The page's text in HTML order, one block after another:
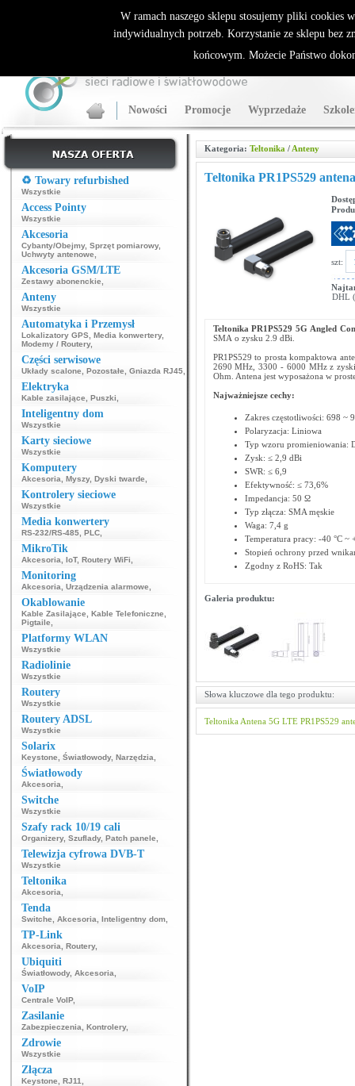
ALLNET.PL Sieci bezprzewodowe - generalny dystrybutor Sparklan
Nowości Promocje Wyprzedaże
♻️ Towary refurbished
Wszystkie
Access Pointy
Wszystkie
Akcesoria
Cybanty/Obejmy, Sprzęt pomiarowy,
Uchwyty antenowe
Akcesoria GSM/LTE
Zestawy abonenckie
Anteny
Wszystkie
Automatyka i Przemysł
Lokalizatory GPS Media konwertery,
Modemy / Routery,
Części serwisowe
Układy scalone Pozostałe Gniazda RJ45
Elektryka
Kable zasilające Puszki
Inteligentny dom
Wszystkie
Karty sieciowe
Wszystkie
Komputery
Akcesoria Myszy, Dyski twarde
Kontrolery sieciowe
Wszystkie
Media konwertery
RS-232/RS-485 PLC
MikroTik
Akcesoria IoT, Routery WiFi
Monitoring
Akcesoria Urządzenia alarmowe
Okablowanie
Kable Zasilające Kable Telefoniczne
Pigtaile
Platformy WLAN
Wszystkie
Radiolinie
Wszystkie
Routery
Wszystkie
Routery ADSL
Wszystkie
Solarix
Keystone Światłowody, Narzędzia
Światłowody
Akcesoria
Switche
Wszystkie
Szafy rack 10/19 cali
Organizery, Szuflady, Patch panele
Telewizja cyfrowa DVB-T
Wszystkie
Teltonika
Akcesoria
Tenda
Switche Akcesoria Inteligentny dom
TP-Link
Akcesoria Routery,
Ubiquiti
Światłowody, Akcesoria
VoIP
Centrale VoIP,
Zasilanie
Zabezpieczenia Kontrolery,
Zdrowie
Wszystkie
Złącza
Keystone RJ11
Kategoria: Teltonika / Anteny
Teltonika PR1PS529
szt:
DHL
Teltonika PR1PS529 5G Angled
SMA o zysku 2.9 dBi.
PR1PS529 to prosta kompaktowa
2690 MHz, 3300 - 6000 MHz z
Ohm. Antena jest wyposażona w
Najważniejsze cechy:
Zakres częstotliwości: 698 ~
Polaryzacja: Liniowa
Typ wzoru promieniowania:
Zysk: ≤ 2,9 dBi
SWR: ≤ 6,9
Efektywność: ≤ 73,6%
Impedancja: 50 Ω
Typ złącza: SMA męskie
Waga: 7,4 g
Temperatura pracy: -40 °C ~
Stopień ochrony przed
Zgodny z RoHS: Tak
Galeria produktu:
Słowa kluczowe dla tego produktu:
Teltonika Antena 5G LTE PR1PS529
W ramach naszego sklepu stosujemy pliki cookies
indywidualnych potrzeb. Korzystanie ze sklepu bez
końcowym. Możecie Państwo